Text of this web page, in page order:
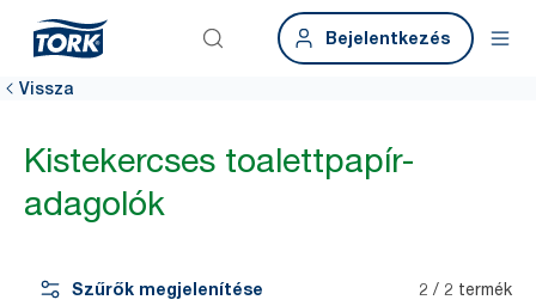
Bejelentkezés
Vissza
Kistekercses toalettpapír-
adagolók
Szűrők megjelenítése 2 / 2 termék